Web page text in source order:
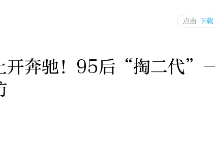
开奔驰！95后“掏二代”